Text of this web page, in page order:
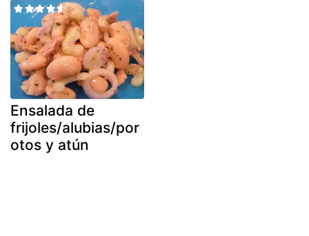
Ensalada de
frijoles/alubias/por
otos y atún